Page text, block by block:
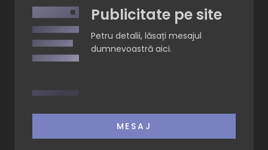
Publicitate pe site
Petru detalii, lăsați mesajul
dumnevoastră aici.
MESAJ